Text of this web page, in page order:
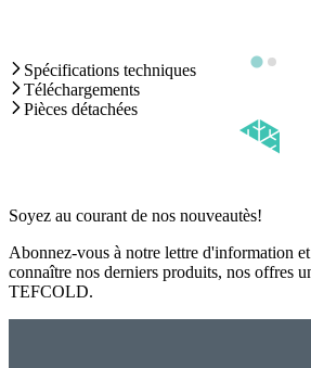
Spécifications techniques
Téléchargements
Pièces détachées
Soyez au courant de nos nouveautès!
Abonnez-vous à notre lettre d'information
connaître nos derniers produits, nos offres
TEFCOLD.